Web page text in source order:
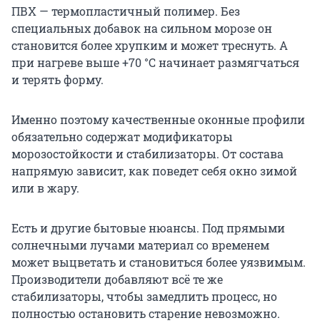
ПВХ — термопластичный полимер. Без
специальных добавок на сильном морозе он
становится более хрупким и может треснуть. А
при нагреве выше+70 °Cначинает размягчаться
и терять форму.
Именно поэтому качественные оконные профили
обязательно содержат модификаторы
морозостойкости и стабилизаторы. От состава
напрямую зависит, как поведет себя окно зимой
или в жару.
Есть и другие бытовые нюансы. Под прямыми
солнечными лучами материал со временем
может выцветать и становиться более уязвимым.
Производители добавляют всё те же
стабилизаторы, чтобы замедлить процесс, но
полностью остановить старение невозможно.